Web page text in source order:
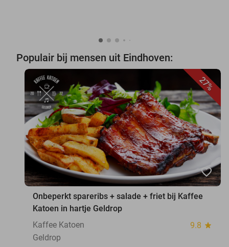
Populair bij mensen uit Eindhoven:
27%
favorite_border
Onbeperkt spareribs + salade + friet bij Kaffee
Katoen in hartje Geldrop
Kaffee Katoen
9.8 star
Geldrop